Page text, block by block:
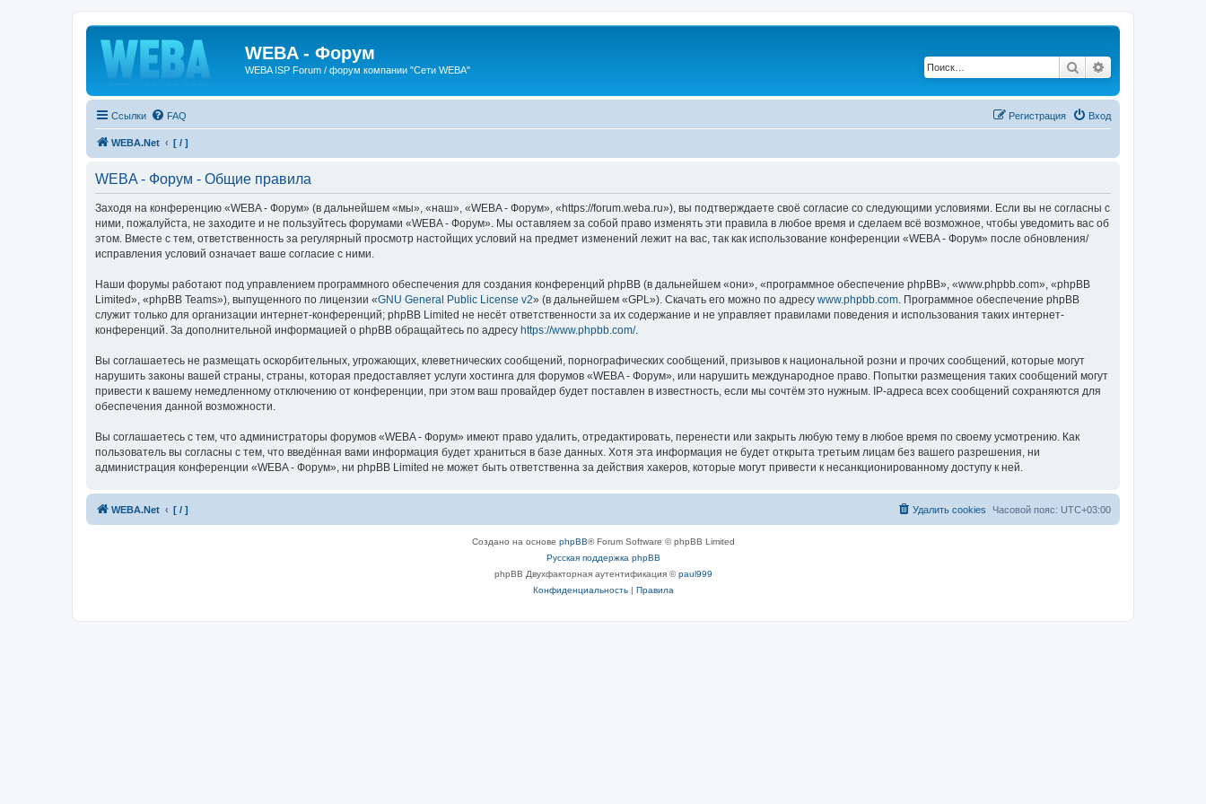
WEBA - Форум
WEBA ISP Forum / форум компании "Сети WEBA" Поиск
Ссылки FAQ Вход
Регистрация
WEBA.Net [ / ]
WEBA - Форум - Общие правила
Заходя на конференцию «WEBA - Форум» (в дальнейшем «мы», «наш», «WEBA - Форум», «https://forum.weba.ru»), вы подтверждаете своё согласие со следующими условиями. Если вы не согласны с
ними, пожалуйста, не заходите и не пользуйтесь форумами «WEBA - Форум». Мы оставляем за собой право изменять эти правила в любое время и сделаем всё возможное, чтобы уведомить вас об
этом. Вместе с тем, ответственность за регулярный просмотр настойщих условий на предмет изменений лежит на вас, так как использование конференции «WEBA - Форум» после обновления/
исправления условий означает ваше согласие с ними.
Наши форумы работают под управлением программного обеспечения для создания конференций phpBB (в дальнейшем «они», «программное обеспечение phpBB», «www.phpbb.com», «phpBB
Limited», «phpBB Teams»), выпущенного по лицензии «GNU General Public License v2» (в дальнейшем «GPL»). Скачать его можно по адресу www.phpbb.com . Программное обеспечение phpBB
служит только для организации интернет-конференций; phpBB Limited не несёт ответственности за их содержание и не управляет правилами поведения и использования таких интернет-
конференций. За дополнительной информацией о phpBB обращайтесь по адресу https://www.phpbb.com/.
Вы соглашаетесь не размещать оскорбительных, угрожающих, клеветнических сообщений, порнографических сообщений, призывов к национальной розни и прочих сообщений, которые могут
нарушить законы вашей страны, страны, которая предоставляет услуги хостинга для форумов «WEBA - Форум», или нарушить международное право. Попытки размещения таких сообщений могут
привести к вашему немедленному отключению от конференции, при этом ваш провайдер будет поставлен в известность, если мы сочтём это нужным. IP-адреса всех сообщений сохраняются для
обеспечения данной возможности.
Вы соглашаетесь с тем, что администраторы форумов «WEBA - Форум» имеют право удалить, отредактировать, перенести или закрыть любую тему в любое время по своему усмотрению. Как
пользователь вы согласны с тем, что введённая вами информация будет храниться в базе данных. Хотя эта информация не будет открыта третьим лицам без вашего разрешения, ни
администрация конференции «WEBA - Форум», ни phpBB Limited не может быть ответственна за действия хакеров, которые могут привести к несанкционированному доступу к ней.
WEBA.Net [ / ] Часовой пояс: UTC+03:00
Удалить cookies
Создано на основе phpBB® Forum Software © phpBB Limited
Русская поддержка phpBB
phpBB Двухфакторная аутентификация ©paul999
Конфиденциальность| Правила